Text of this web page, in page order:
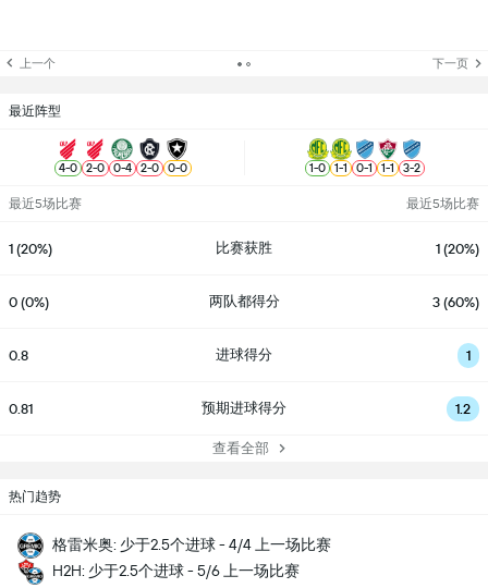
上一个 下一页
最近阵型
4-0 2-0 0-4 2-0 0-0 1-0 1-1 0-1 1-1 3-2
最近5场比赛 最近5场比赛
1 (20%) 比赛获胜 1 (20%)
0 (0%) 两队都得分 3 (60%)
0.8 进球得分 1
0.81 预期进球得分 1.2
查看全部
热门趋势
格雷米奥: 少于2.5个进球 - 4/4 上一场比赛
H2H: 少于2.5个进球 - 5/6 上一场比赛